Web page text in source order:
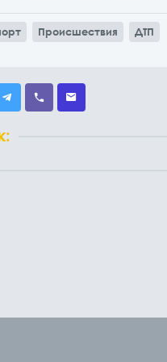
Происшествия ДТП